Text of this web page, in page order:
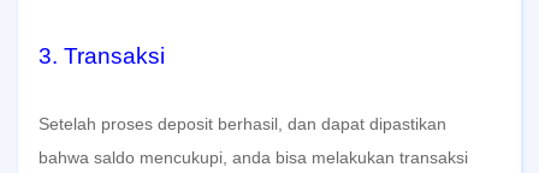
3. Transaksi
Setelah proses deposit berhasil, dan dapat dipastikan
bahwa saldo mencukupi, anda bisa melakukan transaksi